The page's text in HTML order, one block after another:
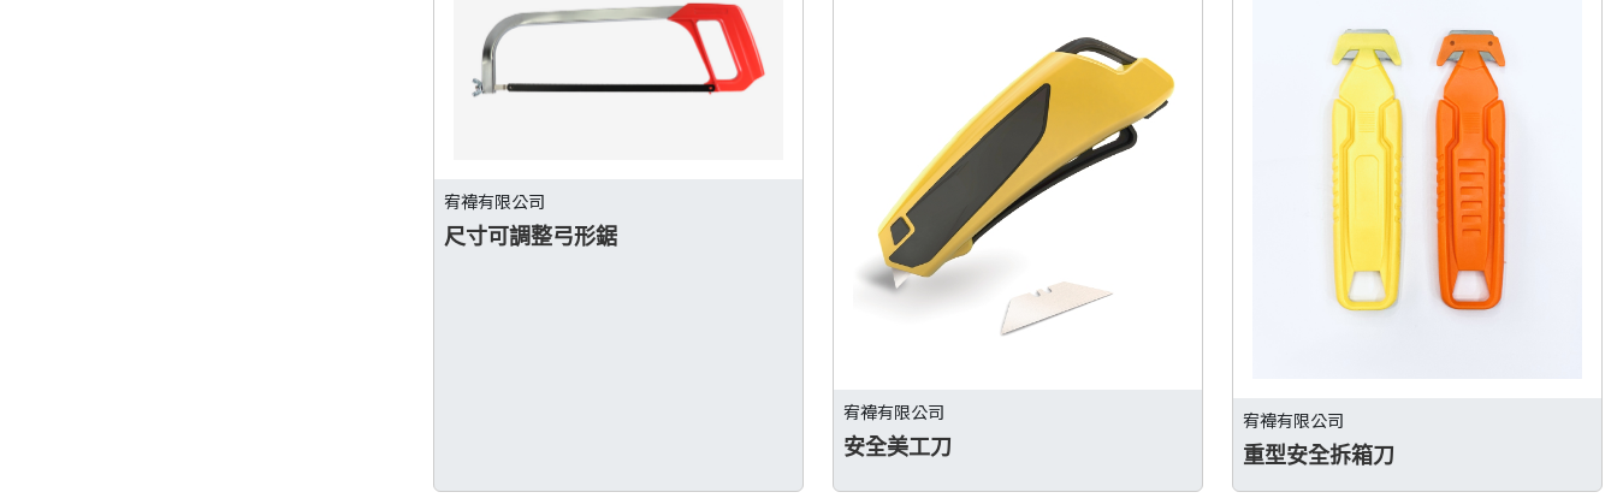
宥禕有限公司
尺寸可調整弓形鋸
宥禕有限公司
安全美工刀
宥禕有限公司
重型安全拆箱刀